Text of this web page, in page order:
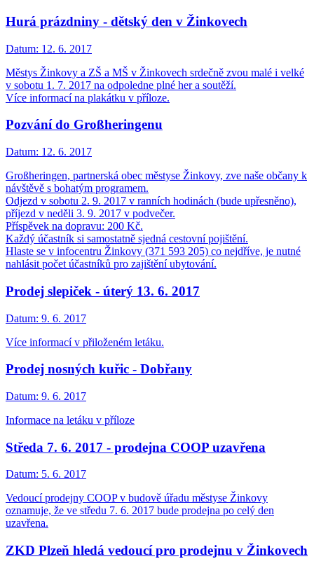
Hurá prázdniny - dětský den v Žinkovech
Datum: 12. 6. 2017
Městys Žinkovy a ZŠ a MŠ v Žinkovech srdečně zvou malé i velké
v sobotu 1. 7. 2017 na odpoledne plné her a soutěží.
Více informací na plakátku v příloze.
Pozvání do Großheringenu
Datum: 12. 6. 2017
Großheringen, partnerská obec městyse Žinkovy, zve naše občany k
návštěvě s bohatým programem.
Odjezd v sobotu 2. 9. 2017 v ranních hodinách (bude upřesněno),
příjezd v neděli 3. 9. 2017 v podvečer.
Příspěvek na dopravu: 200 Kč.
Každý účastník si samostatně sjedná cestovní pojištění.
Hlaste se v infocentru Žinkovy (371 593 205) co nejdříve, je nutné
nahlásit počet účastníků pro zajištění ubytování.
Prodej slepiček - úterý 13. 6. 2017
Datum: 9. 6. 2017
Více informací v přiloženém letáku.
Prodej nosných kuřic - Dobřany
Datum: 9. 6. 2017
Informace na letáku v příloze
Středa 7. 6. 2017 - prodejna COOP uzavřena
Datum: 5. 6. 2017
Vedoucí prodejny COOP v budově úřadu městyse Žinkovy
oznamuje, že ve středu 7. 6. 2017 bude prodejna po celý den
uzavřena.
ZKD Plzeň hledá vedoucí pro prodejnu v Žinkovech